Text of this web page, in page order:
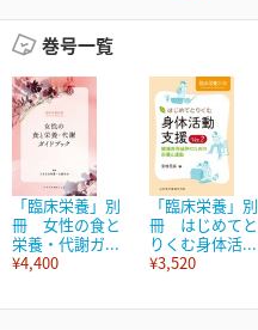
巻号一覧
「臨床栄養」別
冊 女性の食と
栄養・代謝ガ...
¥4,400
「臨床栄養」別
冊 はじめてと
りくむ身体活...
¥3,520